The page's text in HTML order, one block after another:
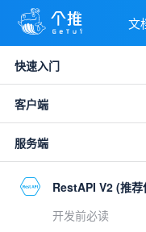
文
快速入门
客户端
服务端
RestAPI V2 (推荐
开发前必读